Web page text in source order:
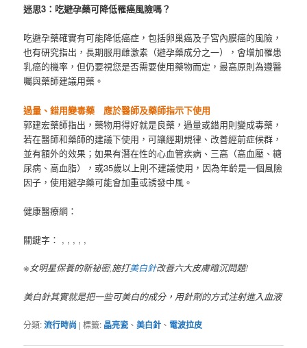
迷思3：吃避孕藥可降低罹癌風險嗎？
吃避孕藥確實有可能降低癌症，包括卵巢癌及子宮內膜癌的風險，
也有研究指出，長期服用雌激素（避孕藥成分之一），會增加罹患
乳癌的機率，但仍要視您是否需要使用藥物而定，最高原則為遵醫
囑與藥師建議用藥。
過量、錯用變毒藥
應於醫師及藥師指示下使用
郭建宏藥師指出，藥物用得好就是良藥，過量或錯用則變成毒藥，
若在醫師和藥師的建議下使用，可讓經期規律、改善經前症候群，
並有額外的效果；如果有潛在性的心血管疾病、三高（高血壓、糖
尿病、高血脂），或35歲以上則不建議使用，因為年齡是一個風險
因子，使用避孕藥可能會加重或誘發中風。
健康醫療網：
關鍵字： , , , , ,
※女明星保養的新祕密,施打美白針改善六大皮膚暗沉問題!
美白針其實就是把一些可美白的成分，用針劑的方式注射進入血液
分類:流行時尚 |標籤: 晶亮瓷 、美白針 、 電波拉皮